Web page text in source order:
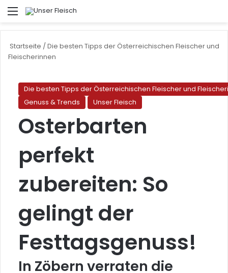
Menü
Startseite /Die besten Tipps der Österreichischen Fleischer und
Fleischerinnen
Die besten Tipps der Österreichischen Fleischer und
Genuss & Trends
Unser Fleisch
Osterbarten
perfekt
zubereiten: So
gelingt der
Festtagsgenuss!
In Zöbern verraten die